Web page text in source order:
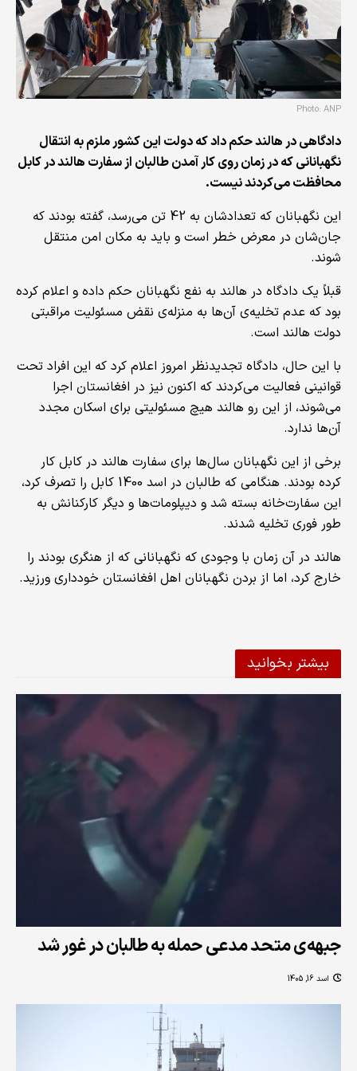
Photo: ANP
دادگاهی در هالند حکم داد که دولت این کشور ملزم به انتقال
نگهبانانی که در زمان روی کار آمدن طالبان از سفارت هالند در کابل
محافظت می‌کردند نیست.
این نگهبانان که تعدادشان به 42 تن می‌رسد، گفته بودند که
جان‌شان در معرض خطر است و باید به مکان امن منتقل
شوند.
قبلاً یک دادگاه در هالند به نفع نگهبانان حکم داده و اعلام کرده
بود که عدم تخلیه‌ی آن‌ها به منزله‌ی نقض مسئولیت مراقبتی
دولت هالند است.
با این حال، دادگاه تجدیدنظر امروز اعلام کرد که این افراد تحت
قوانینی فعالیت می‌کردند که اکنون نیز در افغانستان اجرا
می‌شوند، از این رو هالند هیچ مسئولیتی برای اسکان مجدد
آن‌ها ندارد.
برخی از این نگهبانان سال‌ها برای سفارت هالند در کابل کار
کرده بودند. هنگامی که طالبان در اسد 1400 کابل را تصرف کرد،
این سفارت‌خانه بسته شد و دیپلومات‌ها و دیگر کارکنانش به
طور فوری تخلیه شدند.
هالند در آن زمان با وجودی که نگهبانانی که از هنگری بودند را
خارج کرد، اما از بردن نگهبانان اهل افغانستان خودداری ورزید.
بیشتر بخوانید
جبهه‌ی متحد مدعی حمله به طالبان در غور شد
اسد 16, 1405